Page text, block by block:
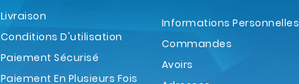
Livraison
Conditions D'utilisation
Paiement Sécurisé
Paiement En Plusieurs Fois
Informations Personnelles
Commandes
Avoirs